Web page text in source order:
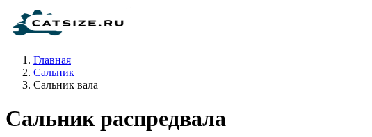
Главная
Сальник
Сальник вала
Сальник распредвала